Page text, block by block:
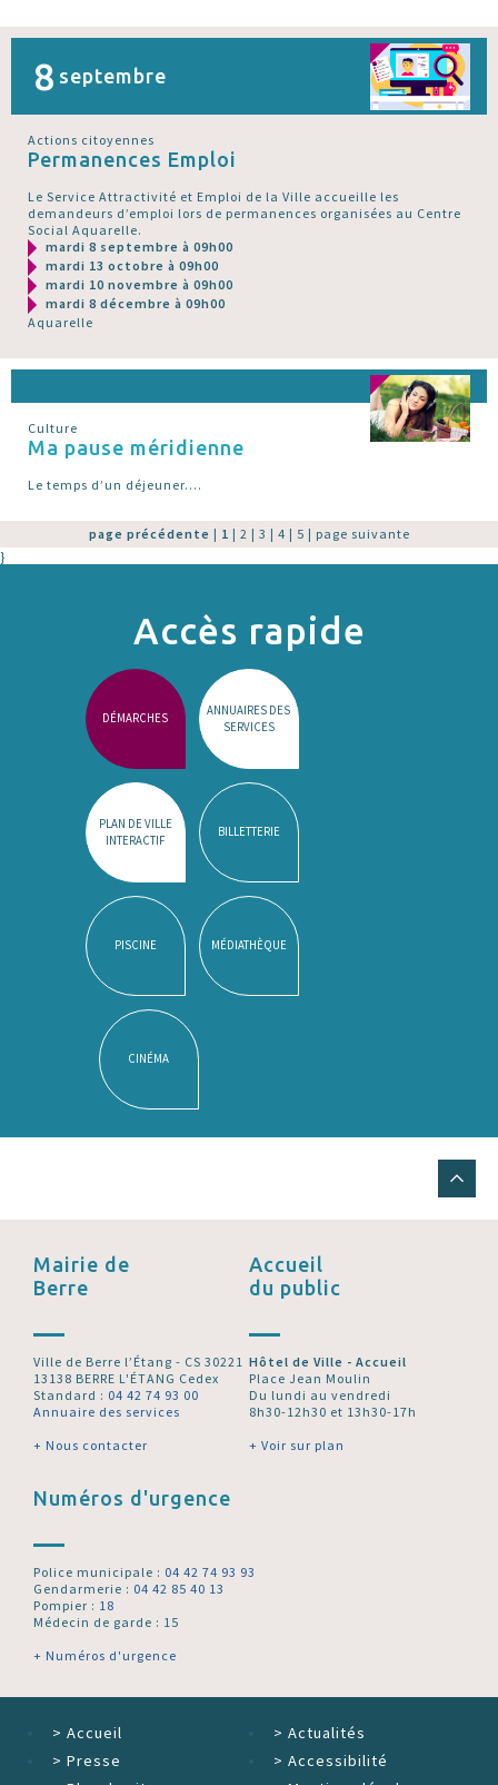
8 septembre
Actions citoyennes
Permanences Emploi
Le Service Attractivité et Emploi de la Ville accueille les
demandeurs d’emploi lors de permanences organisées au Centre
Social Aquarelle.
mardi 8 septembre à 09h00
mardi 13 octobre à 09h00
mardi 10 novembre à 09h00
mardi 8 décembre à 09h00
Aquarelle
Culture
Ma pause méridienne
Le temps d’un déjeuner....
page précédente | 1 | 2 | 3 | 4 | 5 | page suivante
}
Accès rapide
DÉMARCHES
ANNUAIRES DES
SERVICES
PLAN DE VILLE
INTERACTIF
BILLETTERIE
PISCINE MÉDIATHÈQUE
CINÉMA
Mairie de
Berre
Ville de Berre l’Étang - CS 30221
13138 BERRE L'ÉTANG Cedex
Standard : 04 42 74 93 00
Annuaire des services
+ Nous contacter
Accueil
du public
Hôtel de Ville - Accueil
Place Jean Moulin
Du lundi au vendredi
8h30-12h30 et 13h30-17h
+ Voir sur plan
Numéros d'urgence
Police municipale : 04 42 74 93 93
Gendarmerie : 04 42 85 40 13
Pompier : 18
Médecin de garde : 15
+ Numéros d'urgence
> Accueil > Actualités
> Presse > Accessibilité